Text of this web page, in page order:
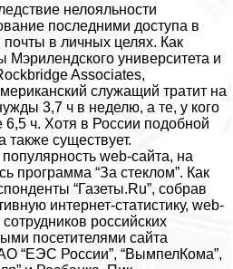
нелояльности
последними доступа в
почты в личных целях. Как
Мэрилендского университета и
Associates,
служащий тратит на
3,7 ч в неделю, а те, у кого
6,5 ч. Хотя в России подобной
также существует.
web-сайта, на
программа “За стеклом”. Как
“Газеты.Ru”, собрав
интернет-статистику, web-
российских
посетителями сайта
“ЕЭС России”, “ВымпелКома”,